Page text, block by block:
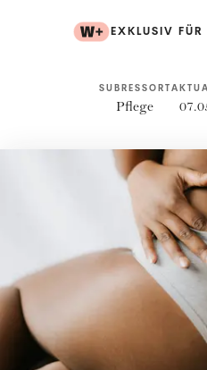
EXKLUSIV
SUBRESSORT
Pflege